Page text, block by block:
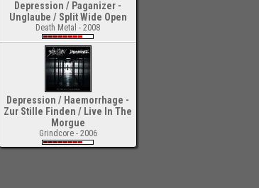
Depression / Paganizer -
Unglaube / Split Wide Open
Death Metal - 2008
Depression / Haemorrhage -
Zur Stille Finden / Live In The
Morgue
Grindcore - 2006